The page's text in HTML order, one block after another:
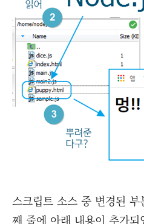
스크립트 소스 중 변경된
째 줄에 아래 내용이 추가되